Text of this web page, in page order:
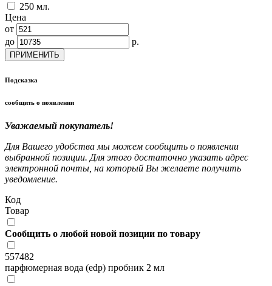
250 мл.
Цена
от
до
р.
ПРИМЕНИТЬ
Подсказка
сообщить о появлении
Уважаемый покупатель!
Для Вашего удобства мы можем сообщить о появлении
выбранной позиции. Для этого достаточно указать адрес
электронной почты, на который Вы желаете получить
уведомление.
Код
Товар
Сообщить о любой новой позиции по товару
557482
парфюмерная вода (edp) пробник 2 мл